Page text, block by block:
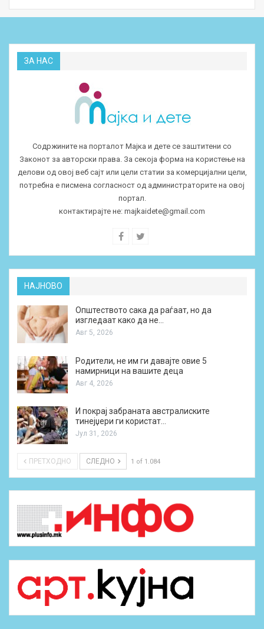
ЗА НАС
Содржините на порталот Мајка и дете се заштитени со
Законот за авторски права. За секоја форма на користење на
делови од овој веб сајт или цели статии за комерцијални цели,
потребна е писмена согласност од администраторите на овој
портал.
контактирајте не: majkaidete@gmail.com
НАЈНОВО
Општеството сака да раѓаат, но да
изгледаат како да не…
Авг 5, 2026
Родители, не им ги давајте овие 5
намирници на вашите деца
Авг 4, 2026
И покрај забраната австралиските
тинејџери ги користат…
Јул 31, 2026
ПРЕТХОДНО СЛЕДНО 1 of 1.084